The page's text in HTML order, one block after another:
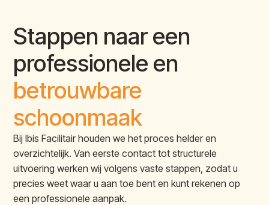
Stappen naar een
professionele en
betrouwbare
schoonmaak
Bij Ibis Facilitair houden we het proces helder en
overzichtelijk. Van eerste contact tot structurele
uitvoering werken wij volgens vaste stappen, zodat u
precies weet waar u aan toe bent en kunt rekenen op
een professionele aanpak.